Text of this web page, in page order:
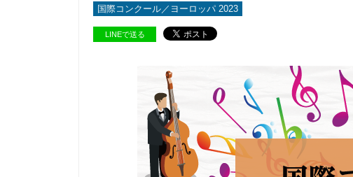
国際コンクール／ヨーロッパ 2023
LINEで送る